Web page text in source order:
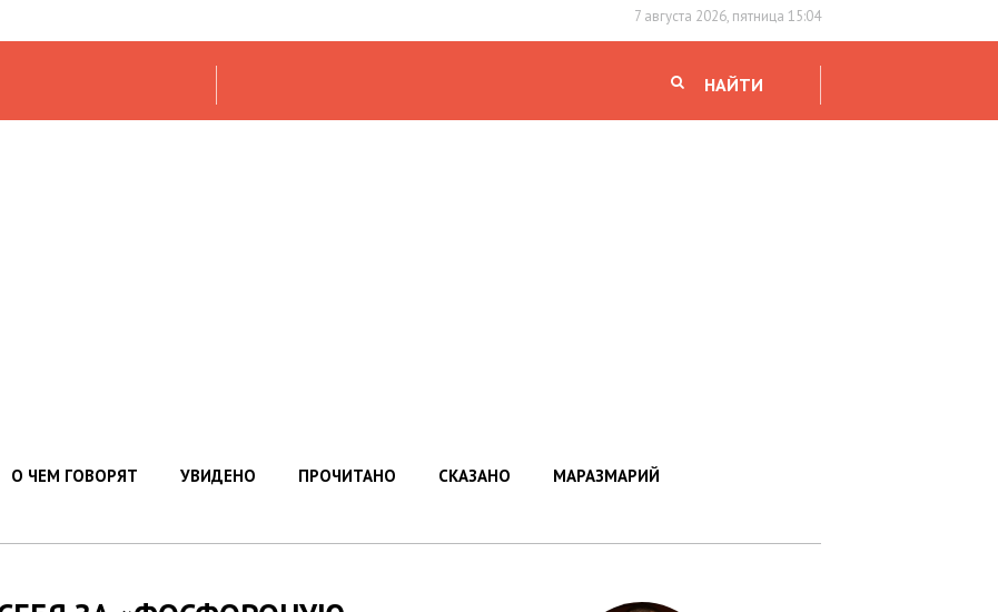
7 августа 2026, пятница 15:04
НАЙТИ
О ЧЕМ ГОВОРЯТ УВИДЕНО ПРОЧИТАНО СКАЗАНО МАРАЗМАРИЙ